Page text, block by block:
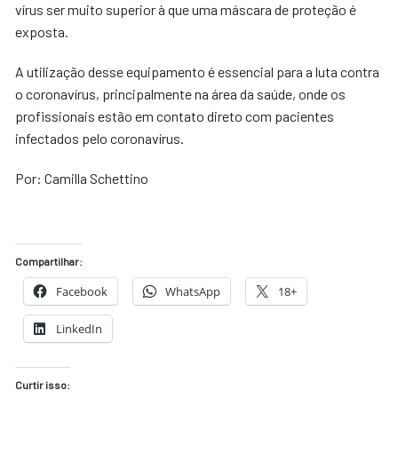
vírus ser muito superior à que uma máscara de proteção é
exposta.
A utilização desse equipamento é essencial para a luta contra
o coronavírus, principalmente na área da saúde, onde os
profissionais estão em contato direto com pacientes
infectados pelo coronavírus.
Por: Camilla Schettino
Compartilhar:
Facebook WhatsApp 18+
LinkedIn
Curtir isso: